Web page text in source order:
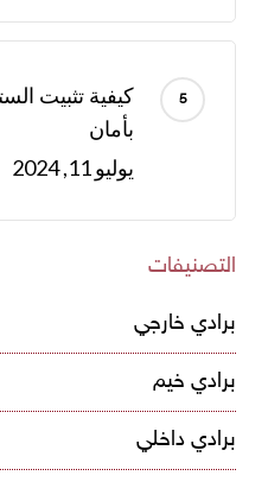
كيفية تثبيت
بأمان
يوليو 11, 2024
التصنيفات
برادي خارجي
برادي خيم
برادي داخلي